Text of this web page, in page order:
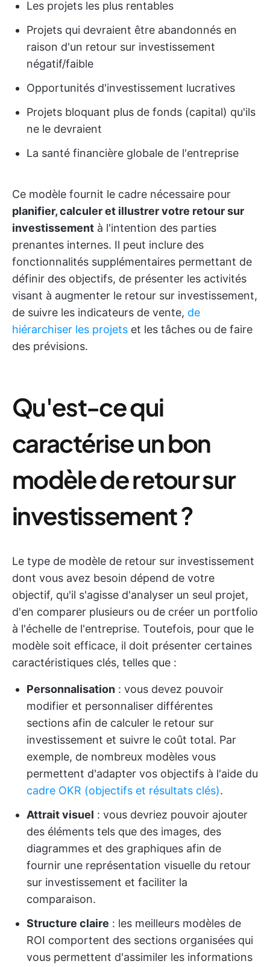
Les projets les plus rentables
Projets qui devraient être abandonnés en
raison d'un retour sur investissement
négatif/faible
Opportunités d'investissement lucratives
Projets bloquant plus de fonds (capital) qu'ils
ne le devraient
La santé financière globale de l'entreprise
Ce modèle fournit le cadre nécessaire pour
planifier, calculer et illustrer votre retour sur
investissement à l'intention des parties
prenantes internes. Il peut inclure des
fonctionnalités supplémentaires permettant de
définir des objectifs, de présenter les activités
visant à augmenter le retour sur investissement,
de suivre les indicateurs de vente, de
hiérarchiser les projets et les tâches ou de faire
des prévisions.
Qu'est-ce qui
caractérise un bon
modèle de retour sur
investissement ?
Le type de modèle de retour sur investissement
dont vous avez besoin dépend de votre
objectif, qu'il s'agisse d'analyser un seul projet,
d'en comparer plusieurs ou de créer un portfolio
à l'échelle de l'entreprise. Toutefois, pour que le
modèle soit efficace, il doit présenter certaines
caractéristiques clés, telles que :
Personnalisation : vous devez pouvoir
modifier et personnaliser différentes
sections afin de calculer le retour sur
investissement et suivre le coût total. Par
exemple, de nombreux modèles vous
permettent d'adapter vos objectifs à l'aide du
cadre OKR (objectifs et résultats clés).
Attrait visuel : vous devriez pouvoir ajouter
des éléments tels que des images, des
diagrammes et des graphiques afin de
fournir une représentation visuelle du retour
sur investissement et faciliter la
comparaison.
Structure claire : les meilleurs modèles de
ROI comportent des sections organisées qui
vous permettent d'assimiler les informations